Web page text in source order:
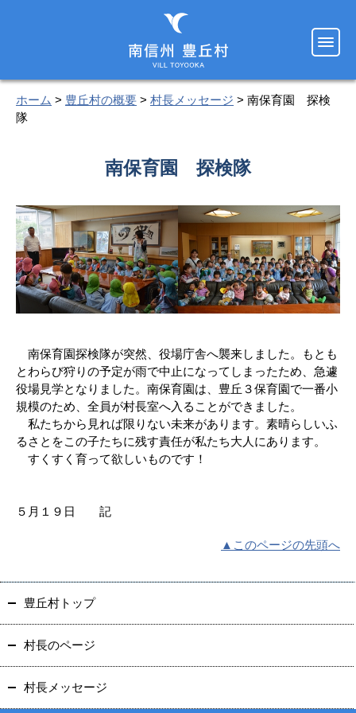
ホーム > 豊丘村の概要 > 村長メッセージ > 南保育園 探検
隊
南保育園 探検隊
南保育園探検隊が突然、役場庁舎へ襲来しました。もとも
とわらび狩りの予定が雨で中止になってしまったため、急遽
役場見学となりました。南保育園は、豊丘３保育園で一番小
規模のため、全員が村長室へ入ることができました。
私たちから見れば限りない未来があります。素晴らしいふ
るさとをこの子たちに残す責任が私たち大人にあります。
すくすく育って欲しいものです！
５月１９日 記
▲このページの先頭へ
豊丘村トップ
村長のページ
村長メッセージ